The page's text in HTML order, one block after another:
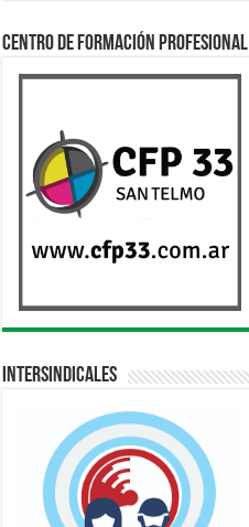
Centro de Formación Profesional
Intersindicales